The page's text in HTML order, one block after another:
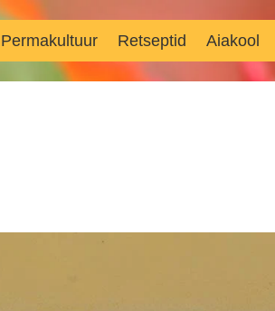
Permakultuur Retseptid Aiakool